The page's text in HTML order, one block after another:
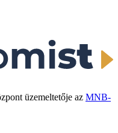
üzemeltetője az MNB-